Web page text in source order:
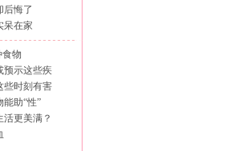
后悔了
呆在家
食物
预示这些疾
些时刻有害
助“性”
更美满？